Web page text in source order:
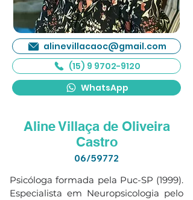
alinevillacaoc@gmail.com
(15) 9 9702-9120
WhatsApp
Aline Villaça de Oliveira
Castro
06/59772
Psicóloga formada pela Puc-SP (1999).
Especialista em Neuropsicologia pelo